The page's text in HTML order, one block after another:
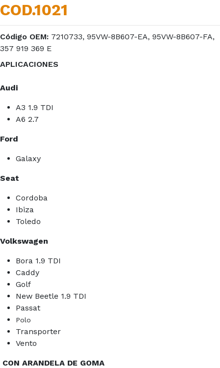
COD.1021
Código OEM: 7210733, 95VW-8B607-EA, 95VW-8B607-FA,
357 919 369 E
APLICACIONES
Audi
A3 1.9 TDI
A6 2.7
Ford
Galaxy
Seat
Cordoba
Ibiza
Toledo
Volkswagen
Bora 1.9 TDI
Caddy
Golf
New Beetle 1.9 TDI
Passat
Polo
Transporter
Vento
CON ARANDELA DE GOMA